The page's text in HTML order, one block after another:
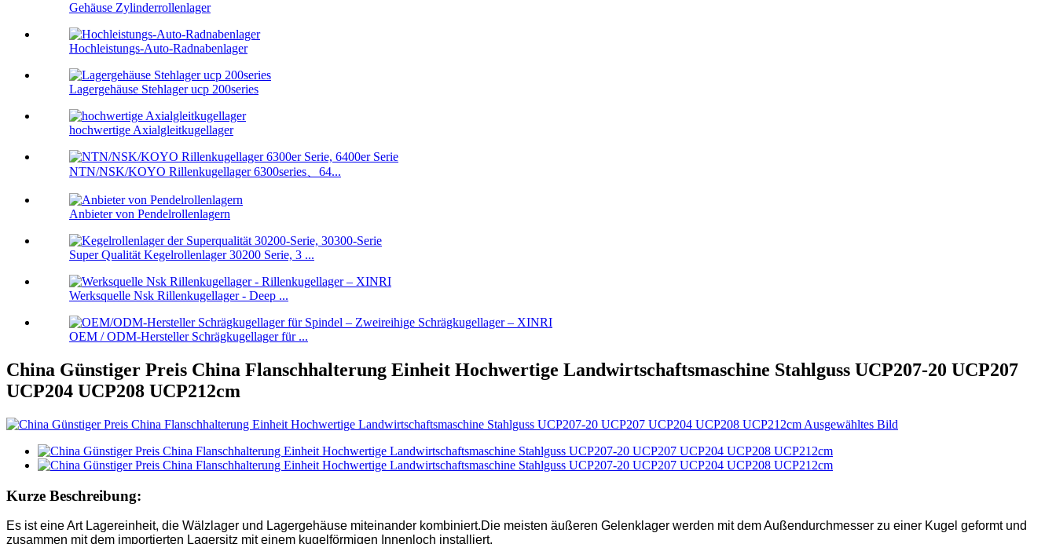
Gehäuse Zylinderrollenlager
Hochleistungs-Auto-Radnabenlager
Lagergehäuse Stehlager ucp 200series
hochwertige Axialgleitkugellager
NTN/NSK/KOYO Rillenkugellager 6300series、64...
Anbieter von Pendelrollenlagern
Super Qualität Kegelrollenlager 30200 Serie, 3 ...
Werksquelle Nsk Rillenkugellager - Deep ...
OEM / ODM-Hersteller Schrägkugellager für ...
China Günstiger Preis China Flanschhalterung Einheit Hochwertige Landwirtschaftsmaschine Stahlguss UCP207-20 UCP207
UCP204 UCP208 UCP212cm
Kurze Beschreibung:
Es ist eine Art Lagereinheit, die Wälzlager und Lagergehäuse miteinander kombiniert.Die meisten äußeren Gelenklager werden mit dem Außendurchmesser zu einer Kugel geformt und
zusammen mit dem importierten Lagersitz mit einem kugelförmigen Innenloch installiert.